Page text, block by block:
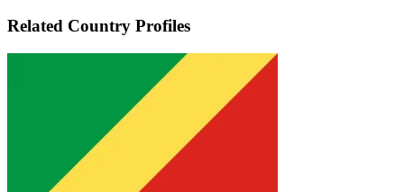
Related Country Profiles